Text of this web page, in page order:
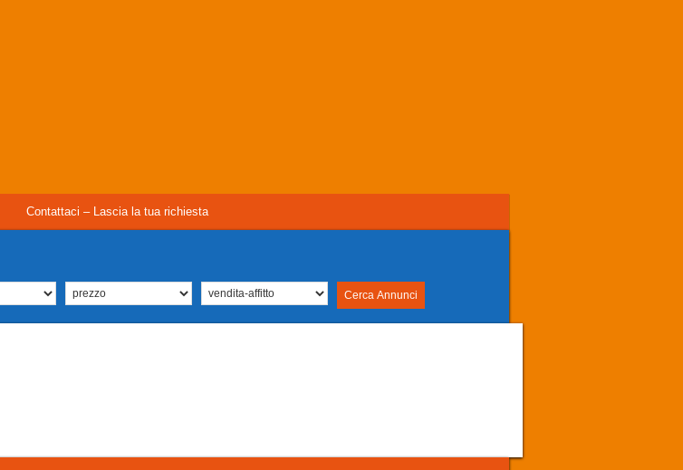
Contattaci – Lascia la tua richiesta